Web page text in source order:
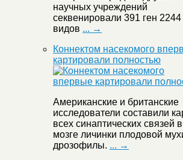
научных учреждений
секвенировали 391 ген 2244
видов ... →
Коннектом насекомого
картировали полностью
Американские и британские
исследователи составили
всех синаптических связей в
мозге личинки плодовой
дрозофилы. ... →